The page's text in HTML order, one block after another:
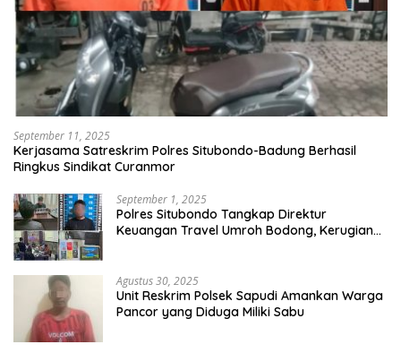
September 11, 2025
Kerjasama Satreskrim Polres Situbondo-Badung Berhasil
Ringkus Sindikat Curanmor
September 1, 2025
Polres Situbondo Tangkap Direktur
Keuangan Travel Umroh Bodong, Kerugian
Agustus 30, 2025
Unit Reskrim Polsek Sapudi Amankan Warga
Pancor yang Diduga Miliki Sabu